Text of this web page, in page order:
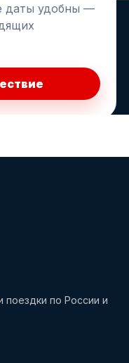
даты удобны —
поездки по России и